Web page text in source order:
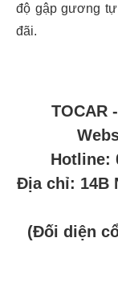
độ gập gương
đãi.
TOCAR
Hotline:
Địa chỉ: 14B
(Đối diện